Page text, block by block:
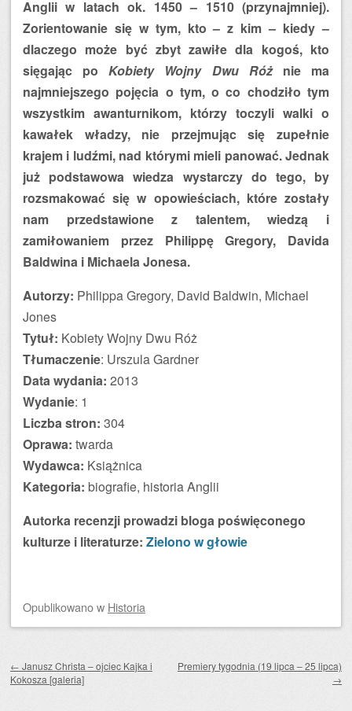
Anglii w latach ok. 1450 – 1510 (przynajmniej).
Zorientowanie się w tym, kto – z kim – kiedy –
dlaczego może być zbyt zawiłe dla kogoś, kto
sięgając poKobiety Wojny Dwu Różnie ma
najmniejszego pojęcia o tym, o co chodziło tym
wszystkim awanturnikom, którzy toczyli walki o
kawałek władzy, nie przejmując się zupełnie
krajem i ludźmi, nad którymi mieli panować. Jednak
już podstawowa wiedza wystarczy do tego, by
rozsmakować się w opowieściach, które zostały
nam przedstawione z talentem, wiedzą i
zamiłowaniem przez Philippę Gregory, Davida
Baldwina i Michaela Jonesa.
Autorzy: Philippa Gregory, David Baldwin, Michael
Jones
Tytuł: Kobiety Wojny Dwu Róż
Tłumaczenie: Urszula Gardner
Data wydania: 2013
Wydanie: 1
Liczba stron: 304
Oprawa: twarda
Wydawca: Książnica
Kategoria: biografie, historia Anglii
Autorka recenzji prowadzi bloga poświęconego
kulturze i literaturze: Zielono w głowie
Opublikowanow Historia
← Janusz Christa – ojciec Kajka i
Kokosza [galeria]
Premiery tygodnia (19 lipca – 25 lipca)
→